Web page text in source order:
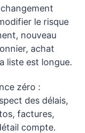
le risque
nouveau
achat
liste est longue.
zéro :
des délais,
factures,
compte.